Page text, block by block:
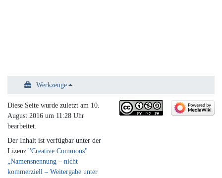
Werkzeuge
Diese Seite wurde zuletzt am 10.
August 2016 um 11:28 Uhr
bearbeitet.
Der Inhalt ist verfügbar unter der
Lizenz ''Creative Commons''
„Namensnennung – nicht
kommerziell – Weitergabe unter